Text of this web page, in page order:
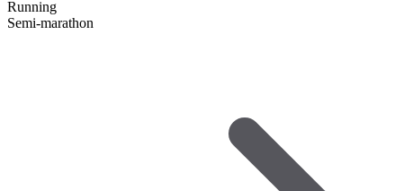
Running
Semi-marathon